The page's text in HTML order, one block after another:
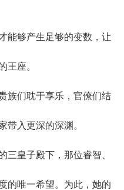
够产生足够的变数，让
王座。
们耽于享乐，官僚们结
带入更深的深渊。
皇子殿下，那位睿智、
的唯一希望。为此，她的